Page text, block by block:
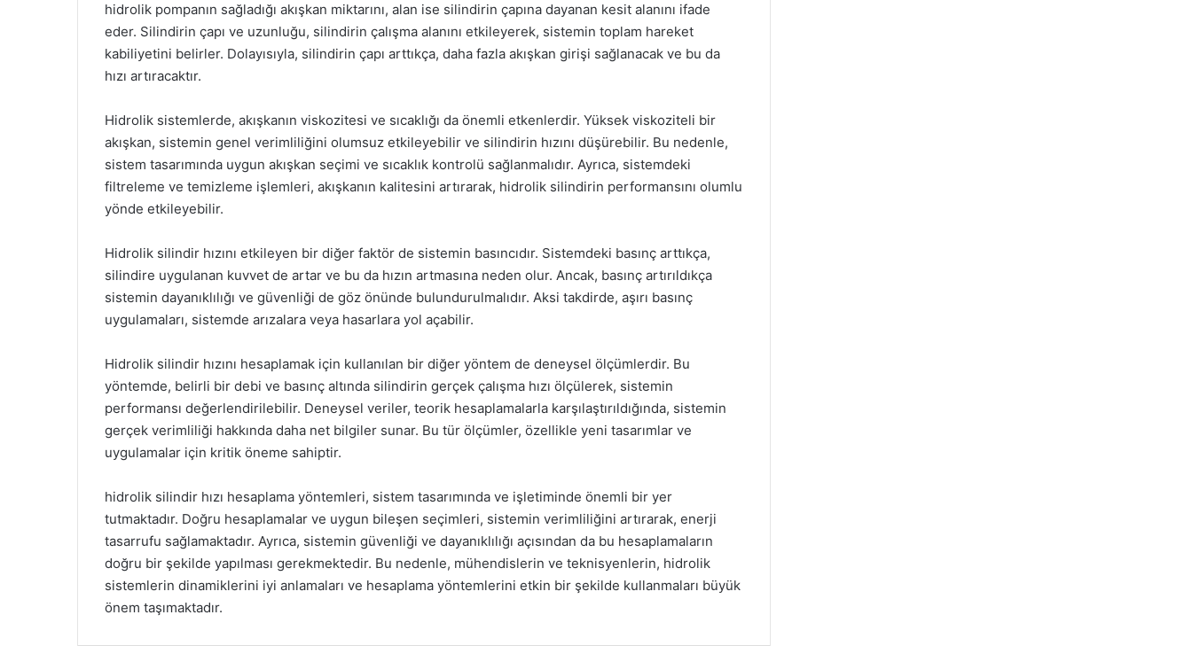
hidrolik pompanın sağladığı akışkan miktarını, alan ise silindirin çapına dayanan kesit alanını ifade
eder. Silindirin çapı ve uzunluğu, silindirin çalışma alanını etkileyerek, sistemin toplam hareket
kabiliyetini belirler. Dolayısıyla, silindirin çapı arttıkça, daha fazla akışkan girişi sağlanacak ve bu da
hızı artıracaktır.
Hidrolik sistemlerde, akışkanın viskozitesi ve sıcaklığı da önemli etkenlerdir. Yüksek viskoziteli bir
akışkan, sistemin genel verimliliğini olumsuz etkileyebilir ve silindirin hızını düşürebilir. Bu nedenle,
sistem tasarımında uygun akışkan seçimi ve sıcaklık kontrolü sağlanmalıdır. Ayrıca, sistemdeki
filtreleme ve temizleme işlemleri, akışkanın kalitesini artırarak, hidrolik silindirin performansını olumlu
yönde etkileyebilir.
Hidrolik silindir hızını etkileyen bir diğer faktör de sistemin basıncıdır. Sistemdeki basınç arttıkça,
silindire uygulanan kuvvet de artar ve bu da hızın artmasına neden olur. Ancak, basınç artırıldıkça
sistemin dayanıklılığı ve güvenliği de göz önünde bulundurulmalıdır. Aksi takdirde, aşırı basınç
uygulamaları, sistemde arızalara veya hasarlara yol açabilir.
Hidrolik silindir hızını hesaplamak için kullanılan bir diğer yöntem de deneysel ölçümlerdir. Bu
yöntemde, belirli bir debi ve basınç altında silindirin gerçek çalışma hızı ölçülerek, sistemin
performansı değerlendirilebilir. Deneysel veriler, teorik hesaplamalarla karşılaştırıldığında, sistemin
gerçek verimliliği hakkında daha net bilgiler sunar. Bu tür ölçümler, özellikle yeni tasarımlar ve
uygulamalar için kritik öneme sahiptir.
hidrolik silindir hızı hesaplama yöntemleri, sistem tasarımında ve işletiminde önemli bir yer
tutmaktadır. Doğru hesaplamalar ve uygun bileşen seçimleri, sistemin verimliliğini artırarak, enerji
tasarrufu sağlamaktadır. Ayrıca, sistemin güvenliği ve dayanıklılığı açısından da bu hesaplamaların
doğru bir şekilde yapılması gerekmektedir. Bu nedenle, mühendislerin ve teknisyenlerin, hidrolik
sistemlerin dinamiklerini iyi anlamaları ve hesaplama yöntemlerini etkin bir şekilde kullanmaları büyük
önem taşımaktadır.